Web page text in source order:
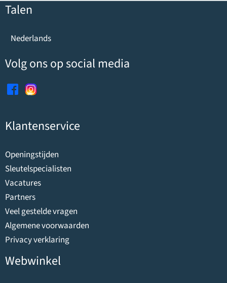
Talen
Nederlands
Volg ons op social media
Klantenservice
Openingstijden
Sleutelspecialisten
Vacatures
Partners
Veel gestelde vragen
Algemene voorwaarden
Privacy verklaring
Webwinkel